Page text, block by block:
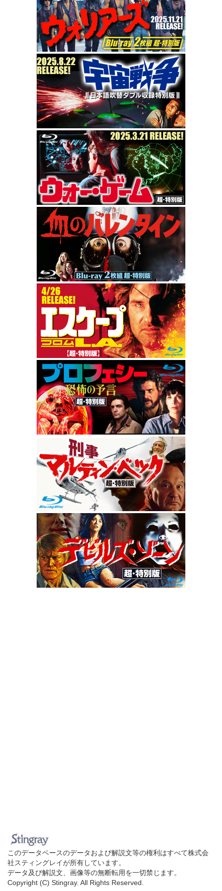
このデータベースのデータおよび解説文等の権利はすべて株式会
社スティングレイが所有しています。
データ及び解説文、画像等の無断転用を一切禁じます。
Copyright (C) Stingray. All Rights Reserved.